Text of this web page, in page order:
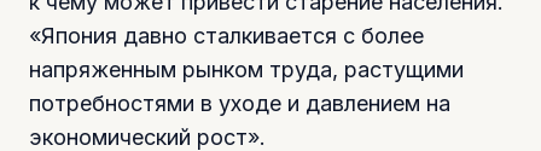
«Япония давно сталкивается с более
напряженным рынком труда, растущими
потребностями в уходе и давлением на
экономический рост».